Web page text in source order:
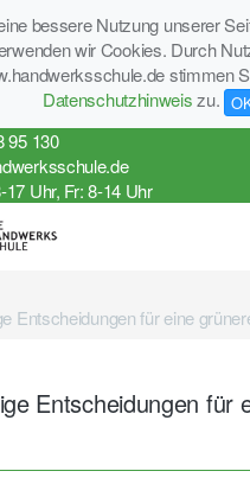
bessere Nutzung unserer
wir Cookies. Durch
stimmen
Datenschutzhinweiszu.
95 130
Uhr, Fr: 8-14 Uhr
Entscheidungen für eine
Entscheidungen für